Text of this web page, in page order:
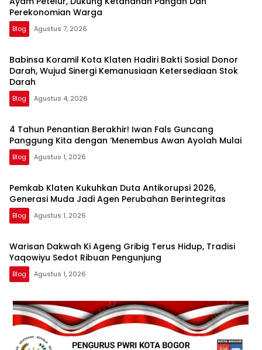
Perekonomian Warga
Blog Agustus 7, 2026
Babinsa Koramil Kota Klaten Hadiri Bakti Sosial Donor
Darah, Wujud Sinergi Kemanusiaan Ketersediaan Stok
Darah
Blog Agustus 4, 2026
4 Tahun Penantian Berakhir! Iwan Fals Guncang
Panggung Kita dengan ‘Menembus Awan Ayolah Mulai
Blog Agustus 1, 2026
Pemkab Klaten Kukuhkan Duta Antikorupsi 2026,
Generasi Muda Jadi Agen Perubahan Berintegritas
Blog Agustus 1, 2026
Warisan Dakwah Ki Ageng Gribig Terus Hidup, Tradisi
Yaqowiyu Sedot Ribuan Pengunjung
Blog Agustus 1, 2026